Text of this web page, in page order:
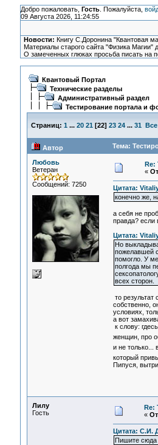
Добро пожаловать, Гость. Пожалуйста,
09 Августа 2026, 11:24:55
Новости: Книгу С.Доронина "Квантовая
Материалы старого сайта "Физика Магии"
О замеченных глюках просьба писать на
Квантовый Портал
Технические разделы
Административный раздел
Тестирование портала и
Страниц: 1 ... 20 21 [22] 23 24 ... 31 Все
Автор Тема:
Любовь
Ветеран
Сообщений: 7250
Re:
«
Цитата:
конечно же,
а себя не
правда? если
Цитата:
Но
пожелавшей
помогло. У
полгода мы
всех сторон.
то результат
собственно,
условиях,
а вот
к слову:
женщин, про
и не только...
который
Пипуся,
Лилу
Гость
Re:
«
Цитата: С.И.
Пишите сюда